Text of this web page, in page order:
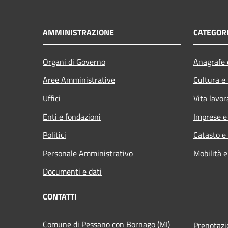
AMMINISTRAZIONE
Organi di Governo
Aree Amministrative
Uffici
Enti e fondazioni
Politici
Personale Amministrativo
Documenti e dati
Cultura
Vita
Imprese
Catasto
Mobilità
CONTATTI
Comune di Pessano con Bornago (MI)